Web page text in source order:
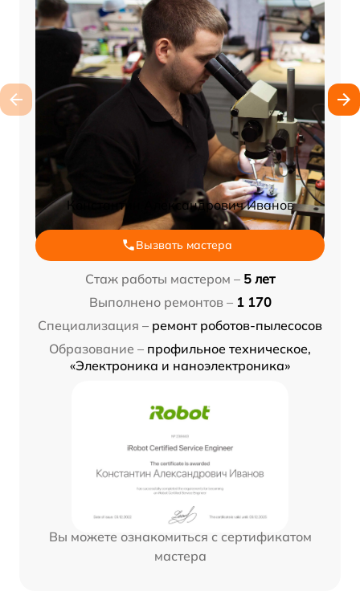
Константин Александрович Иванов
Вызвать мастера
Стаж работы мастером – 5 лет
Выполнено ремонтов – 1 170
Специализация – ремонт роботов-пылесосов
Образование – профильное техническое,
«Электроника и наноэлектроника»
Вы можете ознакомиться с сертификатом
мастера